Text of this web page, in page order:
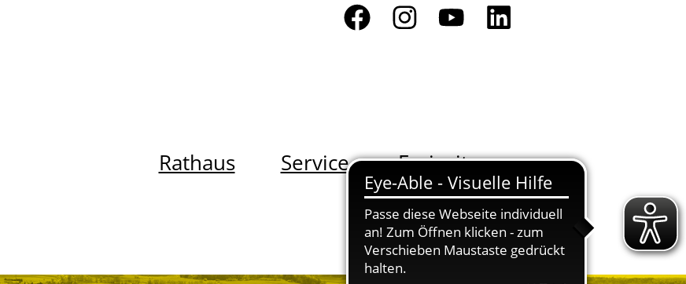
Rathaus Service Freizeit